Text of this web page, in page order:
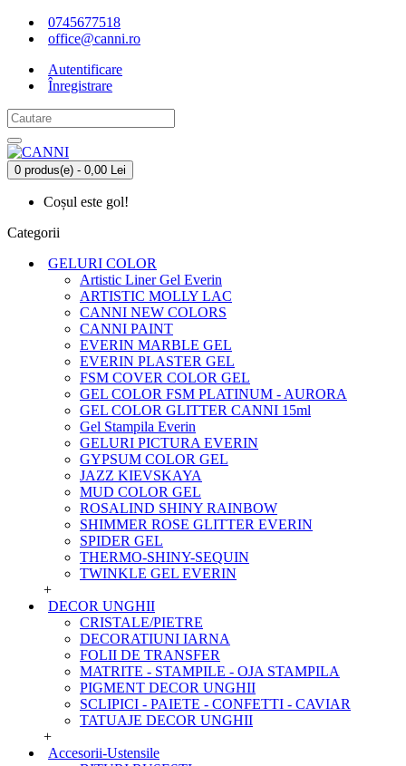
0745677518
office@canni.ro
Autentificare
Înregistrare
0 produs(e) - 0,00 Lei
Coșul este gol!
Categorii
GELURI COLOR
Artistic Liner Gel Everin
ARTISTIC MOLLY LAC
CANNI NEW COLORS
CANNI PAINT
EVERIN MARBLE GEL
EVERIN PLASTER GEL
FSM COVER COLOR GEL
GEL COLOR FSM PLATINUM - AURORA
GEL COLOR GLITTER CANNI 15ml
Gel Stampila Everin
GELURI PICTURA EVERIN
GYPSUM COLOR GEL
JAZZ KIEVSKAYA
MUD COLOR GEL
ROSALIND SHINY RAINBOW
SHIMMER ROSE GLITTER EVERIN
SPIDER GEL
THERMO-SHINY-SEQUIN
TWINKLE GEL EVERIN
+
DECOR UNGHII
CRISTALE/PIETRE
DECORATIUNI IARNA
FOLII DE TRANSFER
MATRITE - STAMPILE - OJA STAMPILA
PIGMENT DECOR UNGHII
SCLIPICI - PAIETE - CONFETTI - CAVIAR
TATUAJE DECOR UNGHII
+
Accesorii-Ustensile